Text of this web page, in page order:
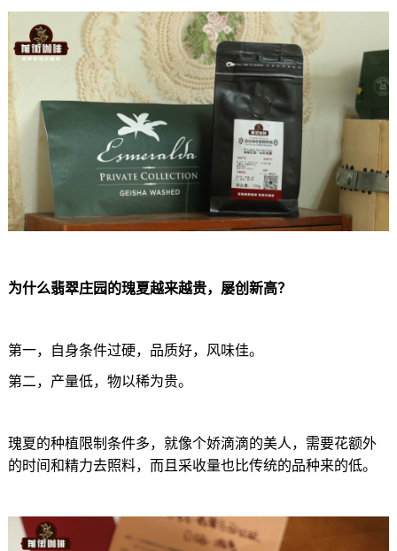
为什么翡翠庄园的瑰夏越来越贵，屡创新高？
第一，自身条件过硬，品质好，风味佳。
第二，产量低，物以稀为贵。
瑰夏的种植限制条件多，就像个娇滴滴的美人，需要花额外
的时间和精力去照料，而且采收量也比传统的品种来的低。